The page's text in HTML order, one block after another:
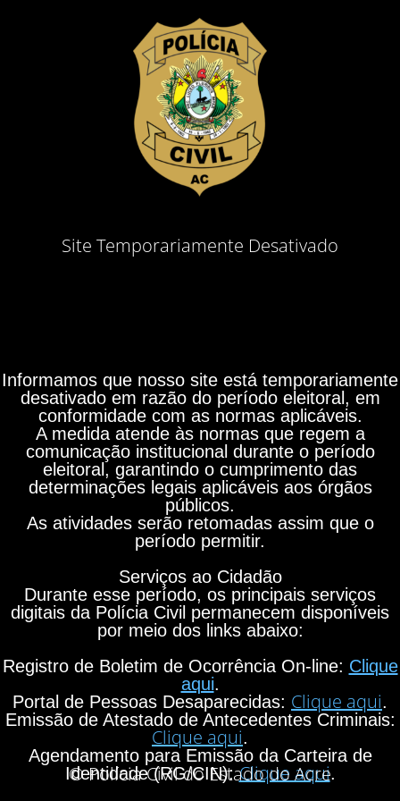
Site Temporariamente Desativado
Informamos que nosso site está temporariamente
desativado em razão do período eleitoral, em
conformidade com as normas aplicáveis.
A medida atende às normas que regem a
comunicação institucional durante o período
eleitoral, garantindo o cumprimento das
determinações legais aplicáveis aos órgãos
públicos.
As atividades serão retomadas assim que o
período permitir.
Serviços ao Cidadão
Durante esse período, os principais serviços
digitais da Polícia Civil permanecem disponíveis
por meio dos links abaixo:
Registro de Boletim de Ocorrência On-line: Clique
aqui.
Portal de Pessoas Desaparecidas: Clique aqui.
Emissão de Atestado de Antecedentes Criminais:
Clique aqui.
Agendamento para Emissão da Carteira de
Identidade (RG/CIN):Clique aqui.
© Polícia Civil do Estado do Acre